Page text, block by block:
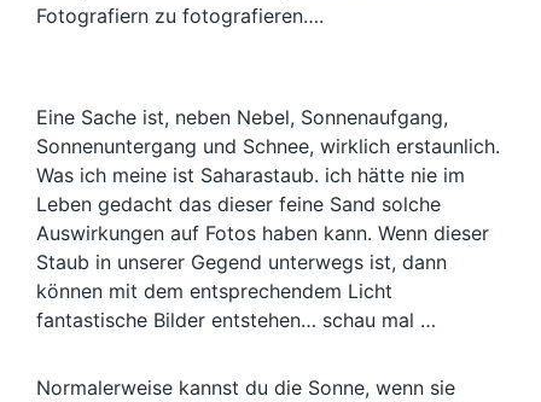
Fotografiern zu fotografieren….
Eine Sache ist, neben Nebel, Sonnenaufgang,
Sonnenuntergang und Schnee, wirklich erstaunlich.
Was ich meine ist Saharastaub. ich hätte nie im
Leben gedacht das dieser feine Sand solche
Auswirkungen auf Fotos haben kann. Wenn dieser
Staub in unserer Gegend unterwegs ist, dann
können mit dem entsprechendem Licht
fantastische Bilder entstehen… schau mal …
Normalerweise kannst du die Sonne, wenn sie